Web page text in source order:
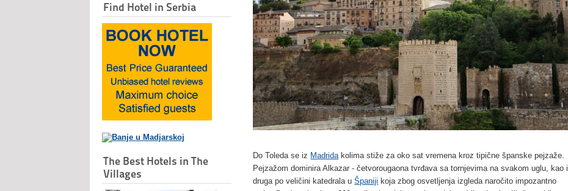
Find Hotel in Serbia
The Best Hotels in The
Villages
Do Toleda se iz Madridakolima stiže za oko sat vremena kroz tipične španske pejzaže.
Pejzažom dominira Alkazar - četvorougaona tvrđava sa tornjevima na svakom uglu, kao i
druga po veličini katedrala uŠpaniji koja zbog osvetljenja izgleda naročito impozantno